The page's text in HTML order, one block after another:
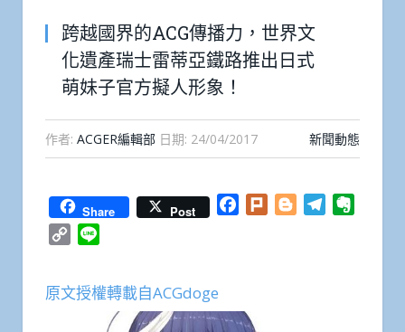
跨越國界的ACG傳播力，世界文
化遺產瑞士雷蒂亞鐵路推出日式
萌妹子官方擬人形象！
作者: ACGER編輯部 日期: 24/04/2017 新聞動態
Share Post Facebook
Plurk BloggerTelegram
Copy
原文授權轉載自ACGdoge